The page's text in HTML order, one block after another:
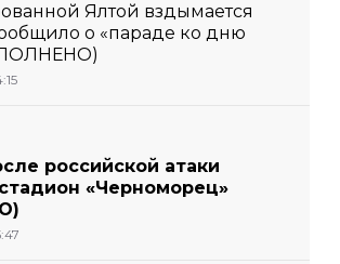
Ялтой вздымается
о «параде ко дню
российской атаки
«Черноморец»